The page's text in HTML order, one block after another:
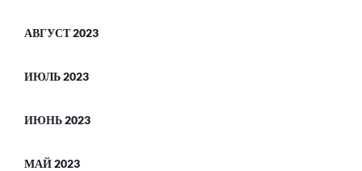
АВГУСТ 2023
ИЮЛЬ 2023
ИЮНЬ 2023
МАЙ 2023